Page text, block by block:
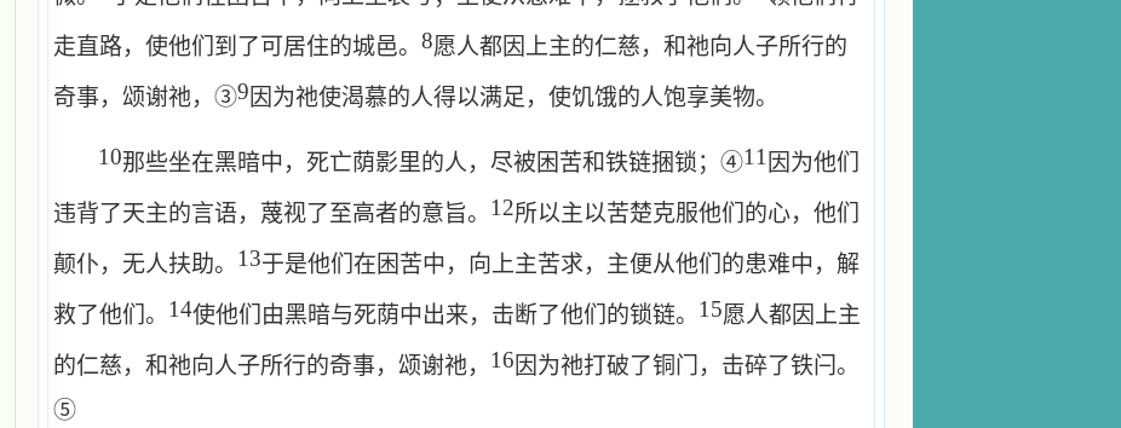
走直路，使他们到了可居住的城邑。 8愿人都因上主的仁慈，和祂向人子所行的
奇事，颂谢祂，③9 因为祂使渴慕的人得以满足，使饥饿的人饱享美物。
10那些坐在黑暗中，死亡荫影里的人，尽被困苦和铁链捆锁；④11 因为他们
违背了天主的言语，蔑视了至高者的意旨。 12所以主以苦楚克服他们的心，他们
颠仆，无人扶助。 13于是他们在困苦中，向上主苦求，主便从他们的患难中，解
救了他们。 14使他们由黑暗与死荫中出来，击断了他们的锁链。 15愿人都因上主
的仁慈，和祂向人子所行的奇事，颂谢祂， 16 因为祂打破了铜门，击碎了铁闩。
⑤